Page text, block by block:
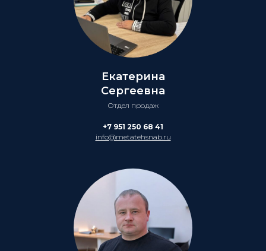
Екатерина
Сергеевна
Отдел продаж
+7 951 250 68 41
info@metatehsnab.ru